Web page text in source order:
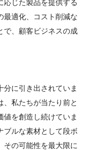
応じた製品を提供する
最適化、コスト削減な
で、顧客ビジネスの成
分に引き出されていま
、私たちが当たり前と
値を創造し続けていま
ブルな素材として段ボ
その可能性を最大限に